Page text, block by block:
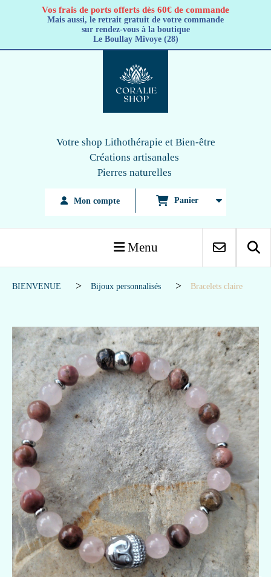
Vos frais de ports offerts dès 60€ de commande
Mais aussi, le retrait gratuit de votre commande
sur rendez-vous à la boutique
Le Boullay Mivoye (28)
Votre shop Lithothérapie et Bien-être
Créations artisanales
Pierres naturelles
Mon compte Panier
Menu
BIENVENUE Bijoux personnalisés Bracelets claire
Panneau de gestion des cookies